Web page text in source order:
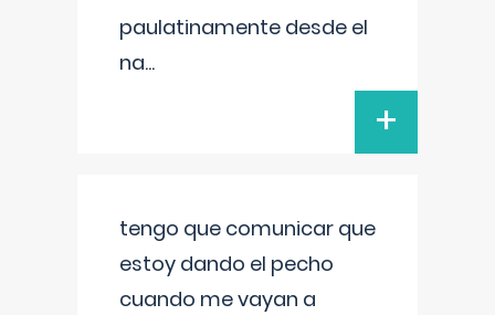
paulatinamente desde el
na...
+
tengo que comunicar que
estoy dando el pecho
cuando me vayan a